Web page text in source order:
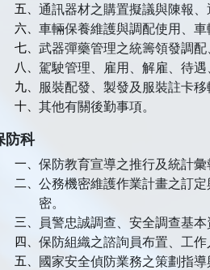
五、 通訊器材之購置擬議與陳報
六、 車輛保養維護與調配使用、
七、 武器彈藥管理之統籌領發調
八、 駕駛管理、雇用、解雇、待
九、 服裝配發、製發及服裝註卡移
十、 其他有關後勤事項。
防科
一、 保防教育宣導之推行及統計彙
二、 公務機密維護作業計畫之訂
密。
三、 員警忠誠調查、安全調查基
四、 保防組織之諮詢員布置、工
五、 國家安全偵防業務之策劃指導